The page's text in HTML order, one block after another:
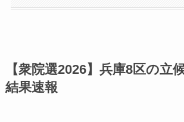
【衆院選2026】兵庫8区の立
結果速報